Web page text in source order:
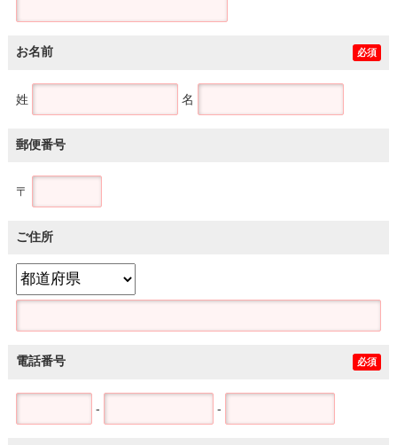
お名前 必須
姓 名
郵便番号
〒
ご住所
電話番号 必須
- -